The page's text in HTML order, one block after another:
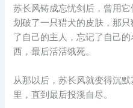
苏长风铸成忘忧剑后，曾用
划破了一只猎犬的皮肤，那
了自己的主人，忘记了自己
西，最后活活饿死。
从那以后，苏长风就变得沉
里，直到最后投溪自尽。